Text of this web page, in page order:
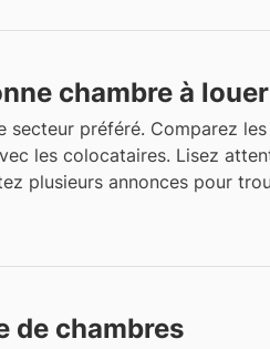
chambre à louer
préféré. Comparez
les colocataires. Lisez
plusieurs annonces pour
de chambres